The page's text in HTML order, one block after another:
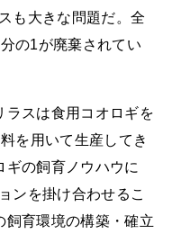
も大きな問題だ。全
の1が廃棄されてい
ラスは食用コオロギを
を用いて生産してき
ギの飼育ノウハウに
ンを掛け合わせるこ
飼育環境の構築・確立